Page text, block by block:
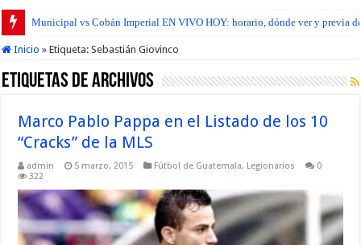
Municipal vs Cobán Imperial EN VIVO HOY: horario, dónde ver y previa
Inicio » Etiqueta:Sebastián Giovinco
Etiquetas de Archivos
Marco Pablo Pappa en el Listado de los 10
“Cracks” de la MLS
admin 5 marzo, 2015 Fútbol de Guatemala, Legionarios
0
322